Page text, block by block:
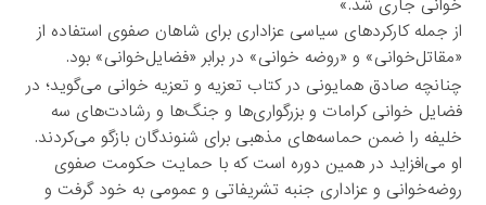
خوانی جاری شد.»
از جمله کارکردهای سیاسی عزاداری برای شاهان صفوی استفاده از
«مقاتل‌خوانی» و «روضه خوانی» در برابر «فضایل‌خوانی» بود.
چنانچه صادق همایونی در کتاب تعزیه و تعزیه خوانی می‌گوید؛ در
فضایل خوانی کرامات و بزرگواری‌ها و جنگ‌ها و رشادت‌های سه
خلیفه را ضمن حماسه‌های مذهبی برای شنوندگان بازگو می‌کردند.
او می‌افزاید در همین دوره است که با حمایت حکومت صفوی
روضه‌خوانی و عزاداری جنبه تشریفاتی و عمومی به خود گرفت و